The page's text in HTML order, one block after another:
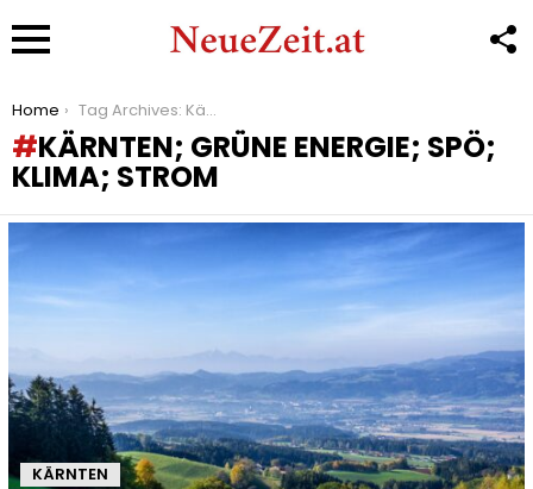
You are here:
Home Tag Archives: Kärnten; Grüne Energie; SPÖ; Klima; Strom
KÄRNTEN; GRÜNE ENERGIE; SPÖ;
KLIMA; STROM
LATEST
STORIES
KÄRNTEN